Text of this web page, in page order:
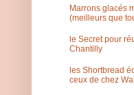
Marrons glacés
(meilleurs que
le Secret pour
Chantilly
les Shortbread
ceux de chez